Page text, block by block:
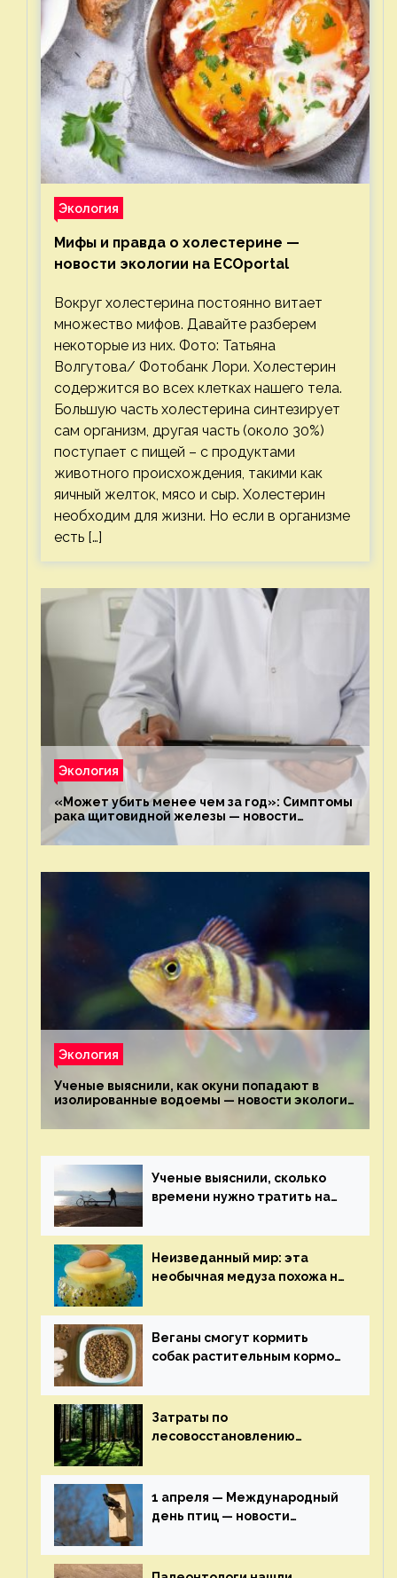
Экология
Мифы и правда о холестерине —
новости экологии на ECOportal
Вокруг холестерина постоянно витает
множество мифов. Давайте разберем
некоторые из них. Фото: Татьяна
Волгутова/ Фотобанк Лори. Холестерин
содержится во всех клетках нашего тела.
Большую часть холестерина синтезирует
сам организм, другая часть (около 30%)
поступает с пищей – с продуктами
животного происхождения, такими как
яичный желток, мясо и сыр. Холестерин
необходим для жизни. Но если в организме
есть […]
Экология
«Может убить менее чем за год»: Симптомы
рака щитовидной железы — новости
экологии на ECOportal
Экология
Ученые выяснили, как окуни попадают в
изолированные водоемы — новости экологии
Ученые выяснили, сколько
времени нужно тратить на
здоровья — новости экологии
на ECOportal
Неизведанный мир: эта
необычная медуза похожа на
экологии на ECOportal
Веганы смогут кормить
собак растительным кормом
здоровье — новости
экологии на ECOportal
Затраты по
лесовосстановлению
строительства — новости
экологии на ECOportal
1 апреля — Международный
день птиц — новости